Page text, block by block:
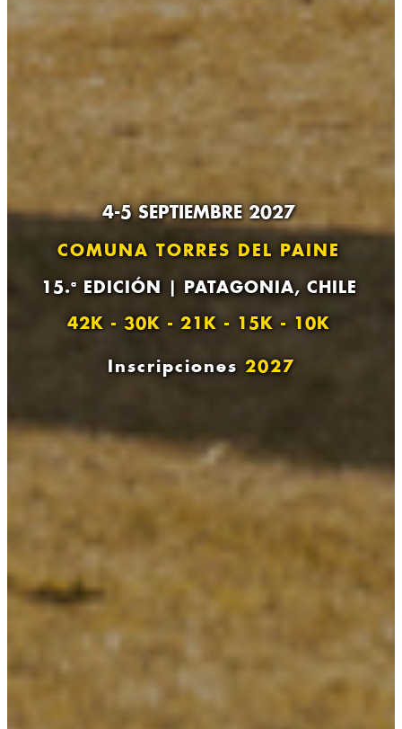
Inscripciones 2027
4-5 SEPTIEMBRE 2027
COMUNA TORRES DEL PAINE
15.aEDICIÓN | PATAGONIA, CHILE
42K - 30K - 21K - 15K - 10K